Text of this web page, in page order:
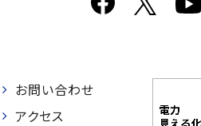
お問い合わせ
アクセス